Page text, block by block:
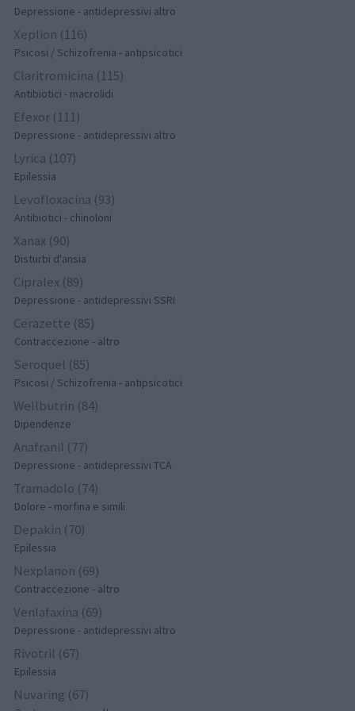
Depressione - antidepressivi altro
Xeplion (116)
Psicosi / Schizofrenia - antipsicotici
Claritromicina (115)
Antibiotici - macrolidi
Efexor (111)
Depressione - antidepressivi altro
Lyrica (107)
Epilessia
Levofloxacina (93)
Antibiotici - chinoloni
Xanax (90)
Disturbi d'ansia
Cipralex (89)
Depressione - antidepressivi SSRI
Cerazette (85)
Contraccezione - altro
Seroquel (85)
Psicosi / Schizofrenia - antipsicotici
Wellbutrin (84)
Dipendenze
Anafranil (77)
Depressione - antidepressivi TCA
Tramadolo (74)
Dolore - morfina e simili
Depakin (70)
Epilessia
Nexplanon (69)
Contraccezione - altro
Venlafaxina (69)
Depressione - antidepressivi altro
Rivotril (67)
Epilessia
Nuvaring (67)